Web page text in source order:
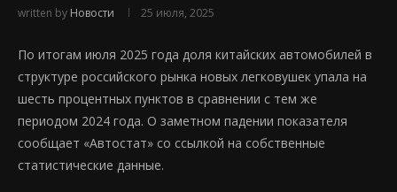
written by Новости 25 июля, 2025
По итогам июля 2025 года доля китайских автомобилей в
структуре российского рынка новых легковушек упала на
шесть процентных пунктов в сравнении с тем же
периодом 2024 года. О заметном падении показателя
сообщает «Автостат» со ссылкой на собственные
статистические данные.